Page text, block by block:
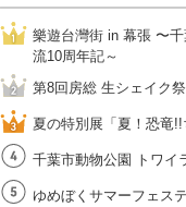
樂遊台灣街 in 幕張 〜
流10周年記～
第8回房総 生シェイク
夏の特別展「夏！恐竜!!
千葉市動物公園 トワイ
ゆめぼくサマーフェス